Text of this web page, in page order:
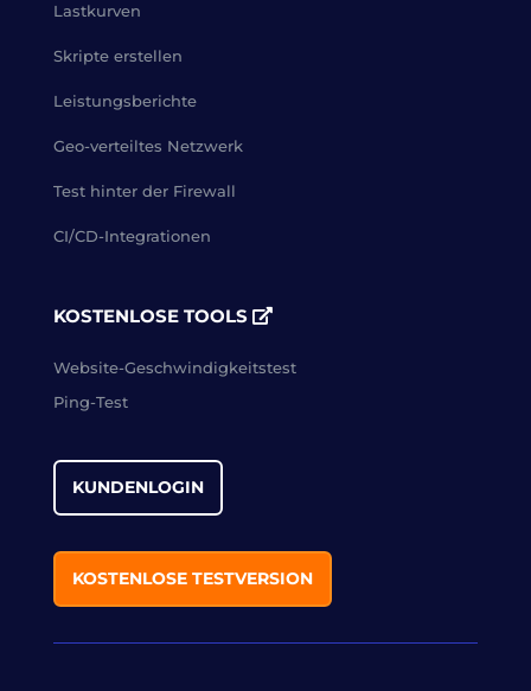
Lastkurven
Skripte erstellen
Leistungsberichte
Geo-verteiltes Netzwerk
Test hinter der Firewall
CI/CD-Integrationen
KOSTENLOSE TOOLS
Website-Geschwindigkeitstest
Ping-Test
KUNDENLOGIN
KOSTENLOSE TESTVERSION